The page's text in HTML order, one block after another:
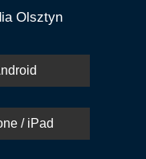
Olsztyn
/ iPad